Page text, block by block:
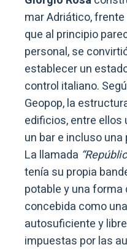
mar Adriático,
que al principio
personal, se
establecer un
control italiano.
Geopop, la
edificios, entre ellos
un bar e incluso
La llamada
tenía su propia
potable y una forma
concebida como
autosuficiente y
impuestas por las